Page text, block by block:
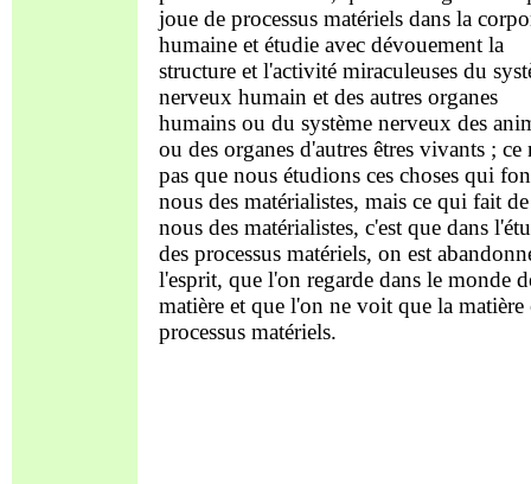
joue de processus matériels dans la
humaine et étudie avec dévouement la
structure et l'activité miraculeuses du
nerveux humain et des autres organes
humains ou du système nerveux des
ou des organes d'autres êtres vivants ; ce
pas que nous étudions ces choses qui
nous des matérialistes, mais ce qui fait de
nous des matérialistes, c'est que dans
des processus matériels, on est
l'esprit, que l'on regarde dans le monde
matière et que l'on ne voit que la matière
processus matériels.